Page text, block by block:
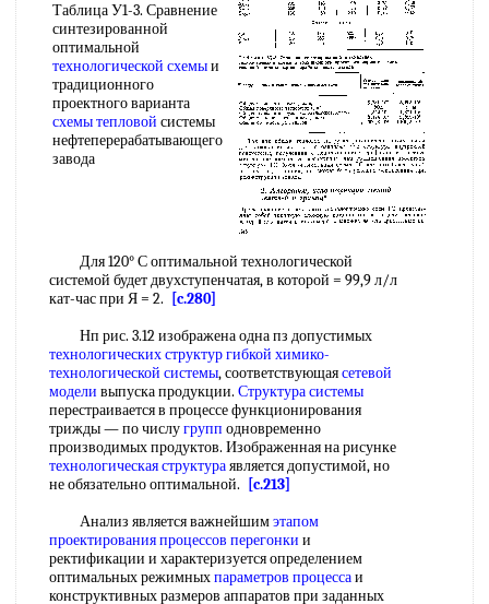
Таблица У1-3. Сравнение
синтезированной
оптимальной
технологической схемыи
традиционного
проектного варианта
схемы тепловой системы
нефтеперерабатывающего
завода
Для 120° С оптимальной технологической
системой будет двухступенчатая, в которой = 99,9 л/л
кат-час при Я = 2.
[c.280]
Нп рис. 3.12 изображена одна пз допустимых
технологических структургибкой химико-
технологической системы, соответствующаясетевой
модели выпуска продукции. Структура системы
перестраивается в процессе функционирования
трижды — по числугрупп одновременно
производимых продуктов. Изображенная на рисунке
технологическая структураявляется допустимой, но
не обязательно оптимальной.
[c.213]
Анализ является важнейшимэтапом
проектированияпроцессов перегонки и
ректификации и характеризуется определением
оптимальных режимныхпараметров процессаи
конструктивных размеров аппаратов при заданных